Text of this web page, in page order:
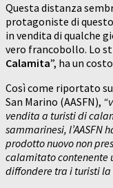
Questa distanza
protagoniste di
in vendita di qualche
vero francobollo. Lo
Calamita”, ha un
Così come riportato
San Marino (AASFN),
vendita a turisti di
sammarinesi, l’AASFN
prodotto nuovo non
calamitato contenente
diffondere tra i turisti